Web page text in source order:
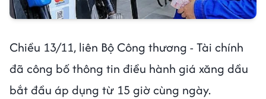
Chiều 13/11, liên Bộ Công thương - Tài chính
đã công bố thông tin điều hành giá xăng dầu
bắt đầu áp dụng từ 15 giờ cùng ngày.